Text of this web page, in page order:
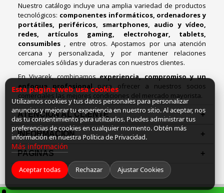
Nuestro catálogo incluye una amplia variedad de productos
tecnológicos: componentes informáticos, ordenadores y
portátiles, periféricos, smartphones, audio y vídeo,
redes, artículos gaming, electrohogar, tablets,
consumibles , entre otros. Apostamos por una atención
cercana y personalizada, y por mantener relaciones
comerciales sólidas y duraderas con nuestros clientes.
En Vivarek, combinamosexperiencia, compromiso y un
enfoque profesionalpara ofrecer a nuestros socios
comerciales las mejores condiciones del mercado mayorista.
ATENCIÓN AL CLIENTE
INFORMACION
PAGINAS
Esta página web usa cookies
Utilizamos cookies y tus datos personales para personalizar
anuncios y mejorar tu experiencia en nuestro sitio. Al aceptar, nos
das tu consentimiento para utilizarlos. Puedes administrar tus
preferencias de cookies en cualquier momento. Obtén más
información en nuestra Política de Privacidad.
Más información
Aceptar todas Rechazar Ajustar Cookies